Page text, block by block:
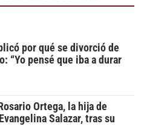
por qué se divorció de
“Yo pensé que iba a durar
Ortega, la hija de
Salazar, tras su